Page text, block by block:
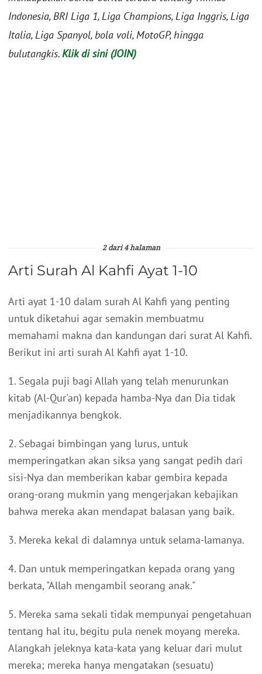
Indonesia, BRI Liga 1, Liga Champions, Liga Inggris, Liga
Italia, Liga Spanyol, bola voli, MotoGP, hingga
bulutangkis.Klik di sini (JOIN)
2 dari 4 halaman
Arti Surah Al Kahfi Ayat 1-10
Arti ayat 1-10 dalam surah Al Kahfi yang penting
untuk diketahui agar semakin membuatmu
memahami makna dan kandungan dari surat Al Kahfi.
Berikut ini arti surah Al Kahfi ayat 1-10.
1. Segala puji bagi Allah yang telah menurunkan
kitab (Al-Qur'an) kepada hamba-Nya dan Dia tidak
menjadikannya bengkok.
2. Sebagai bimbingan yang lurus, untuk
memperingatkan akan siksa yang sangat pedih dari
sisi-Nya dan memberikan kabar gembira kepada
orang-orang mukmin yang mengerjakan kebajikan
bahwa mereka akan mendapat balasan yang baik.
3. Mereka kekal di dalamnya untuk selama-lamanya.
4. Dan untuk memperingatkan kepada orang yang
berkata, "Allah mengambil seorang anak."
5. Mereka sama sekali tidak mempunyai pengetahuan
tentang hal itu, begitu pula nenek moyang mereka.
Alangkah jeleknya kata-kata yang keluar dari mulut
mereka; mereka hanya mengatakan (sesuatu)